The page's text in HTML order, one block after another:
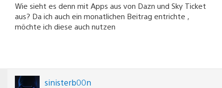
Wie sieht es denn mit Apps aus von Dazn und Sky Ticket
aus? Da ich auch ein monatlichen Beitrag entrichte ,
möchte ich diese auch nutzen
sinisterb00n